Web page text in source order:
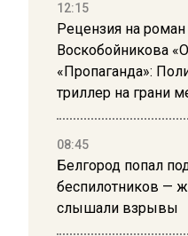
12:15
Рецензия на
Воскобойникова
«Пропаганда»:
триллер на грани
08:45
Белгород попал
беспилотников —
слышали взрывы